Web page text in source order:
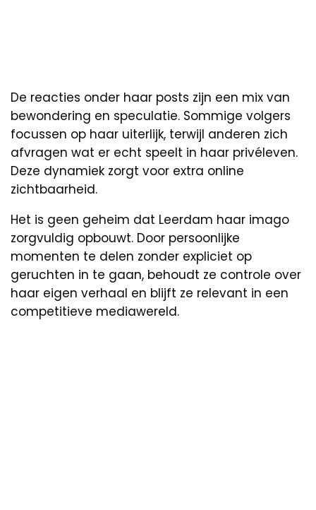
De reacties onder haar posts zijn een mix van
bewondering en speculatie. Sommige volgers
focussen op haar uiterlijk, terwijl anderen zich
afvragen wat er echt speelt in haar privéleven.
Deze dynamiek zorgt voor extra online
zichtbaarheid.
Het is geen geheim dat Leerdam haar imago
zorgvuldig opbouwt. Door persoonlijke
momenten te delen zonder expliciet op
geruchten in te gaan, behoudt ze controle over
haar eigen verhaal en blijft ze relevant in een
competitieve mediawereld.